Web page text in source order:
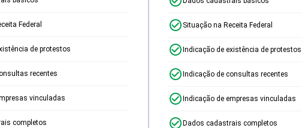
Federal
de protestos
recentes
vinculadas
completos
Situação na Receita Federal
Indicação de existência de protestos
Indicação de consultas recentes
Indicação de empresas vinculadas
Dados cadastrais completos